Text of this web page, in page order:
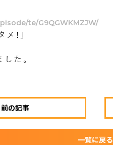
te/G9QGWKMZJW/
メ!」
た。
前の記事
一覧に戻る